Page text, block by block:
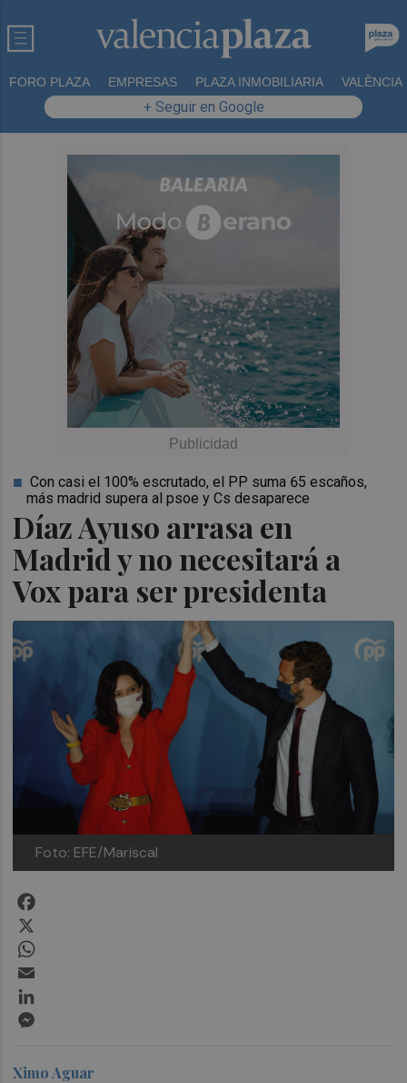
FORO PLAZA EMPRESAS PLAZA INMOBILIARIA VALÈNCIA
+ Seguir en Google
Díaz Ayuso arrasa en
Madrid y no necesitará a
Vox para ser presidenta
Con casi el 100% escrutado, el PP suma 65 escaños,
más madrid supera al psoe y Cs desaparece
Foto: EFE/Mariscal
Ximo Aguar